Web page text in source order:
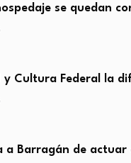
se quedan
y Cultura Federal la
a Barragán de